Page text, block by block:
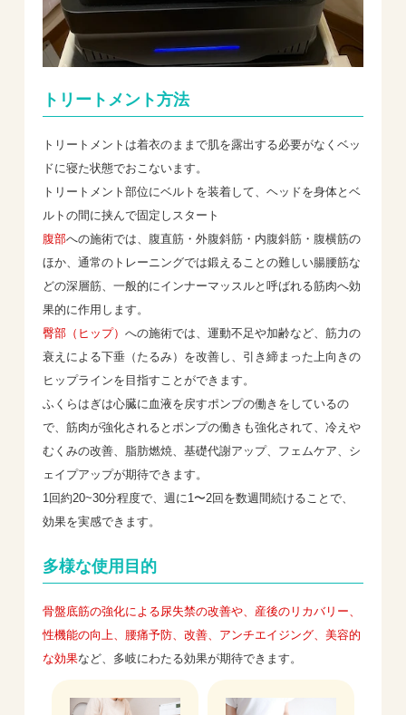
トリートメント方法
トリートメントは着衣のままで肌を露出する必要がなくベッ
ドに寝た状態でおこないます。
トリートメント部位にベルトを装着して、ヘッドを身体とベ
ルトの間に挟んで固定しスタート
腹部への施術では、腹直筋・外腹斜筋・内腹斜筋・腹横筋の
ほか、通常のトレーニングでは鍛えることの難しい腸腰筋な
どの深層筋、一般的にインナーマッスルと呼ばれる筋肉へ効
果的に作用します。
臀部（ヒップ）への施術では、運動不足や加齢など、筋力の
衰えによる下垂（たるみ）を改善し、引き締まった上向きの
ヒップラインを目指すことができます。
ふくらはぎは心臓に血液を戻すポンプの働きをしているの
で、筋肉が強化されるとポンプの働きも強化されて、冷えや
むくみの改善、脂肪燃焼、基礎代謝アップ、フェムケア、シ
ェイプアップが期待できます。
1回約20~30分程度で、週に1〜2回を数週間続けることで、
効果を実感できます。
多様な使用目的
骨盤底筋の強化による尿失禁の改善や、産後のリカバリー、
性機能の向上、腰痛予防、改善、アンチエイジング、美容的
な効果など、多岐にわたる効果が期待できます。